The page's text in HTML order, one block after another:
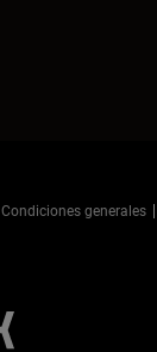
Condiciones generales